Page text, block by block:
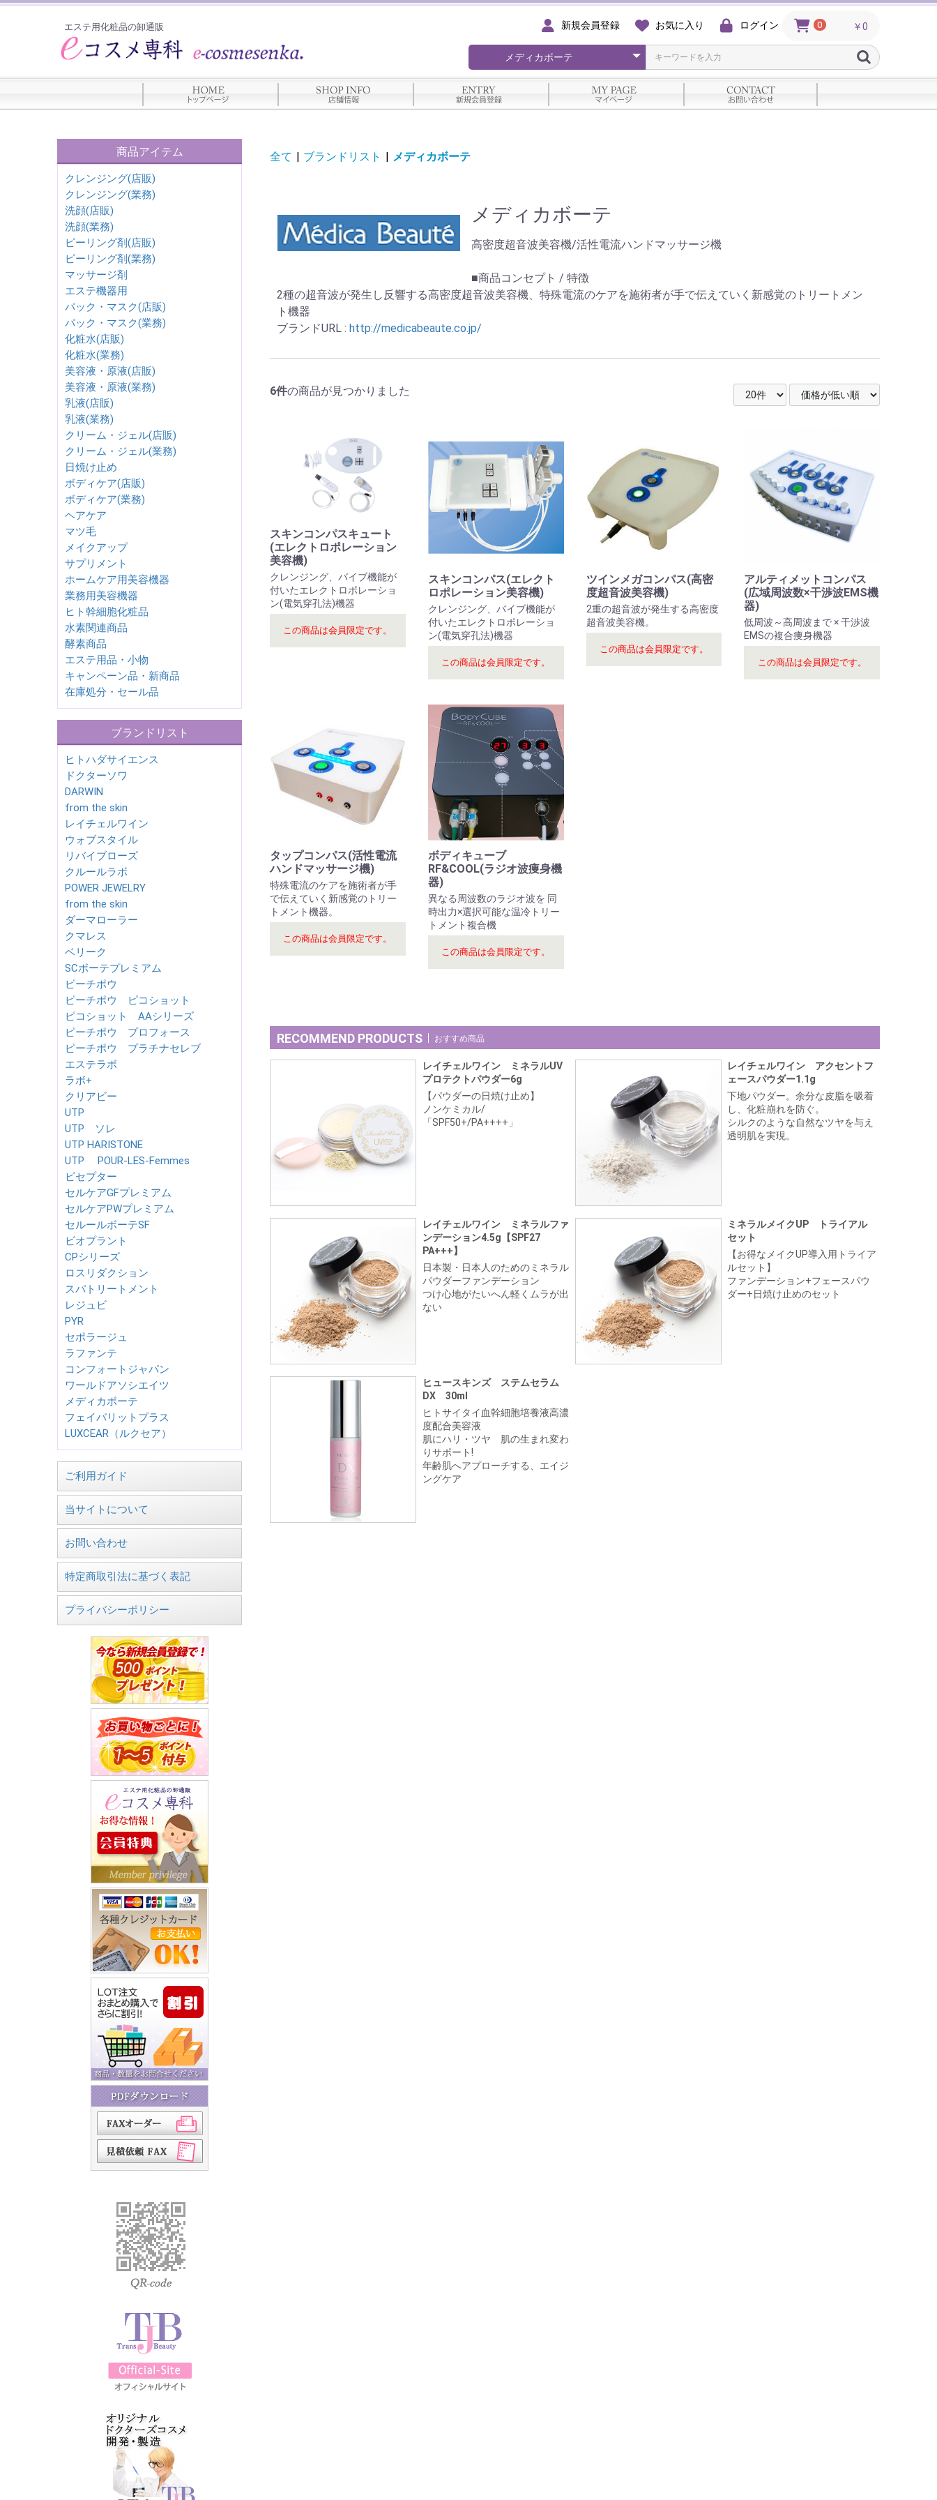
エステ用化粧品の卸通販 0 ￥0
新規会員登録 お気に入り ログイン
商品アイテム
クレンジング(店販)
クレンジング(業務)
洗顔(店販)
洗顔(業務)
ピーリング剤(店販)
ピーリング剤(業務)
マッサージ剤
エステ機器用
パック・マスク(店販)
パック・マスク(業務)
化粧水(店販)
化粧水(業務)
美容液・原液(店販)
美容液・原液(業務)
乳液(店販)
乳液(業務)
クリーム・ジェル(店販)
クリーム・ジェル(業務)
日焼け止め
ボディケア(店販)
ボディケア(業務)
ヘアケア
マツ毛
メイクアップ
サプリメント
ホームケア用美容機器
業務用美容機器
ヒト幹細胞化粧品
水素関連商品
酵素商品
エステ用品・小物
キャンペーン品・新商品
在庫処分・セール品
ブランドリスト
ヒトハダサイエンス
ドクターソワ
DARWIN
from the skin
レイチェルワイン
ウォブスタイル
リバイブローズ
クルールラボ
POWER JEWELRY
from the skin
ダーマローラー
クマレス
ベリーク
SCボーテプレミアム
ピーチポウ
ピーチポウ ピコショット
ピコショット AAシリーズ
ピーチポウ プロフォース
ピーチポウ プラチナセレブ
エステラボ
ラボ+
クリアビー
UTP
UTP ソレ
UTP HARISTONE
UTP POUR-LES-Femmes
ビセプター
セルケアGFプレミアム
セルケアPWプレミアム
セルールボーテSF
ビオプラント
CPシリーズ
ロスリダクション
スパトリートメント
レジュビ
PYR
セポラージュ
ラファンテ
コンフォートジャパン
ワールドアソシエイツ
メディカボーテ
フェイバリットプラス
LUXCEAR（ルクセア）
ご利用ガイド
当サイトについて
お問い合わせ
特定商取引法に基づく表記
プライバシーポリシー
全て | ブランドリスト | メディカボーテ
メディカボーテ
高密度超音波美容機/活性電流ハンドマッサージ機
■商品コンセプト / 特徴
2種の超音波が発生し反響する高密度超音波美容機、特殊電流のケアを施術者が手で伝えていく新感覚のトリートメン
ト機器
ブランドURL : http://medicabeaute.co.jp/
6件の商品が見つかりました
スキンコンパスキュート
(エレクトロポレーション
美容機)
クレンジング、バイブ機能が
付いたエレクトロポレーショ
ン(電気穿孔法)機器
この商品は会員限定です。
スキンコンパス(エレクト
ロポレーション美容機)
クレンジング、バイブ機能が
付いたエレクトロポレーショ
ン(電気穿孔法)機器
この商品は会員限定です。
ツインメガコンパス(高密
度超音波美容機)
2重の超音波が発生する高密度
超音波美容機。
この商品は会員限定です。
アルティメットコンパス
(広域周波数×干渉波EMS機
器)
低周波～高周波まで × 干渉波
EMSの複合痩身機器
この商品は会員限定です。
タップコンパス(活性電流
ハンドマッサージ機)
特殊電流のケアを施術者が手
で伝えていく新感覚のトリー
トメント機器。
この商品は会員限定です。
ボディキューブ
RF&COOL(ラジオ波痩身機
器)
異なる周波数のラジオ波を 同
時出力×選択可能な温冷トリー
トメント複合機
この商品は会員限定です。
RECOMMEND PRODUCTS おすすめ商品
レイチェルワイン ミネラルUV
プロテクトパウダー6g
【パウダーの日焼け止め】
ノンケミカル/
「SPF50+/PA++++」
レイチェルワイン アクセントフ
ェースパウダー1.1g
下地パウダー。余分な皮脂を吸着
し、化粧崩れを防ぐ。
シルクのような自然なツヤを与え
透明肌を実現。
レイチェルワイン ミネラルファ
ンデーション4.5g【SPF27
PA+++】
日本製・日本人のためのミネラル
パウダーファンデーション
つけ心地がたいへん軽くムラが出
ない
ミネラルメイクUP トライアル
セット
【お得なメイクUP導入用トライア
ルセット】
ファンデーション+フェースパウ
ダー+日焼け止めのセット
ヒュースキンズ ステムセラム
DX 30ml
ヒトサイタイ血幹細胞培養液高濃
度配合美容液
肌にハリ・ツヤ 肌の生まれ変わ
りサポート!
年齢肌へアプローチする、エイジ
ングケア